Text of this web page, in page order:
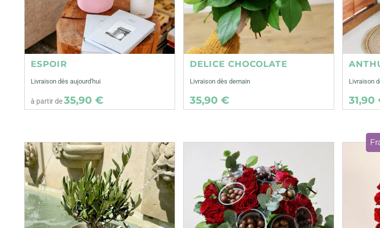
ESPOIR
Livraison dès aujourd'hui
à partir de35,90 €
DELICE CHOCOLATE
Livraison dès demain
35,90 €
Livraison
31,90